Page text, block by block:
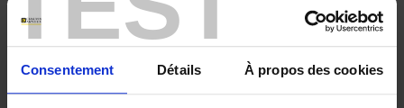
Consentement Détails À propos des cookies